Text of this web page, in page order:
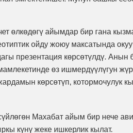
өлкөдөгү айымдар бир гана
ойду жоюу максатында
презентация көрсөтүлдү.
өз ишмердүүлүгун
көрсөтүп, котормочулук
Махабат айым бир нече
күнү жеке ишкерлик кылат.